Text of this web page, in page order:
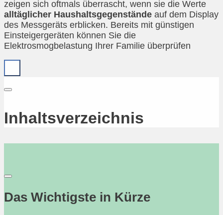
zeigen sich oftmals überrascht, wenn sie die Werte
alltäglicher Haushaltsgegenstände auf dem Display
des Messgeräts erblicken. Bereits mit günstigen
Einsteigergeräten können Sie die
Elektrosmogbelastung Ihrer Familie überprüfen
Inhaltsverzeichnis
Das Wichtigste in Kürze